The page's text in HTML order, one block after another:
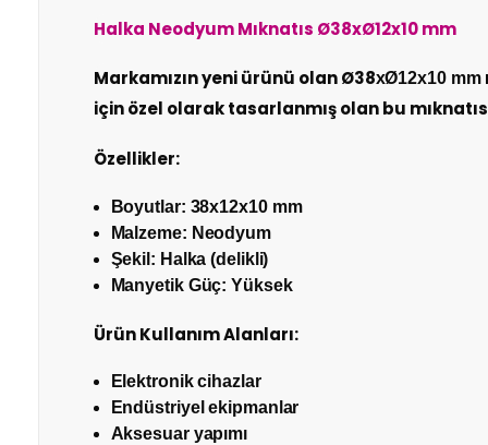
Halka Neodyum Mıknatıs Ø38xØ12x10 mm
Markamızın yeni ürünü olan Ø38xØ12x10 mm
için özel olarak tasarlanmış olan bu
Özellikler:
Boyutlar: 38x12x10 mm
Malzeme: Neodyum
Şekil: Halka (delikli)
Manyetik Güç: Yüksek
Ürün Kullanım Alanları:
Elektronik cihazlar
Endüstriyel ekipmanlar
Aksesuar yapımı
Eposta Adresiniz
DEĞİŞİM